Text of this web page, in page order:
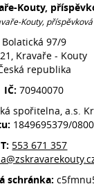
Kouty,
Kouty,
Bolatická 97/9
Kravaře - Kouty
republika
IČ:70940070
spořitelna, a.s.
1849695379/0800
T: 553 671 357
schránka: